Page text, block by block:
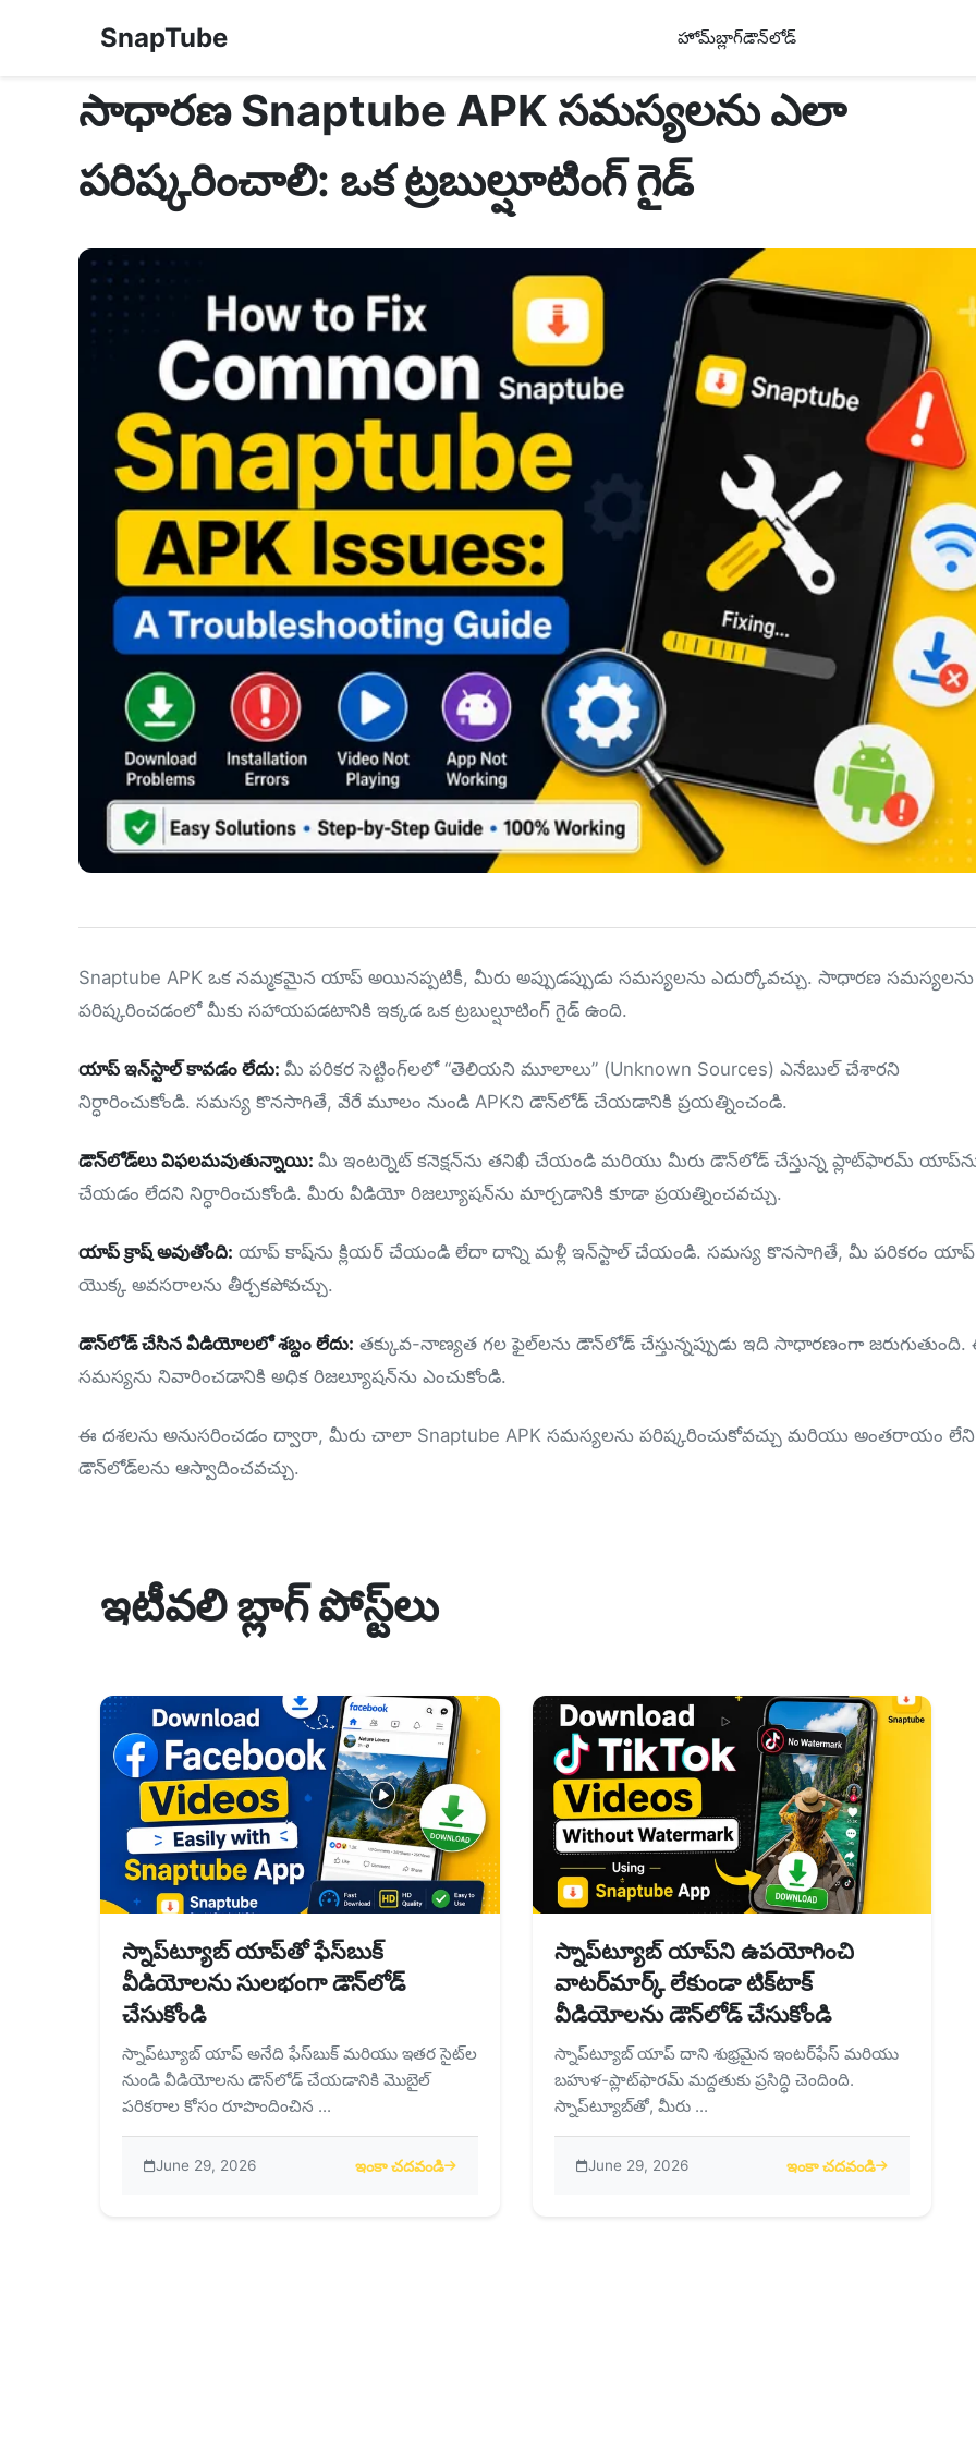
SnapTube హోమ్బ్లాగ్డౌన్‌లోడ్
సాధారణ Snaptube APK సమస్యలను ఎలా
పరిష్కరించాలి: ఒక ట్రబుల్షూటింగ్ గైడ్
Snaptube APK ఒక నమ్మకమైన యాప్ అయినప్పటికీ, మీరు అప్పుడప్పుడు సమస్యలను ఎదుర్కోవచ్చు. సాధారణ సమస్యలను
పరిష్కరించడంలో మీకు సహాయపడటానికి ఇక్కడ ఒక ట్రబుల్షూటింగ్ గైడ్ ఉంది.
యాప్ ఇన్‌స్టాల్ కావడం లేదు: మీ పరికర సెట్టింగ్‌లలో “తెలియని మూలాలు” (Unknown Sources) ఎనేబుల్ చేశారని
నిర్ధారించుకోండి. సమస్య కొనసాగితే, వేరే మూలం నుండి APKని డౌన్‌లోడ్ చేయడానికి ప్రయత్నించండి.
డౌన్‌లోడ్‌లు విఫలమవుతున్నాయి: మీ ఇంటర్నెట్ కనెక్షన్‌ను తనిఖీ చేయండి మరియు మీరు డౌన్‌లోడ్ చేస్తున్న ప్లాట్‌ఫారమ్
చేయడం లేదని నిర్ధారించుకోండి. మీరు వీడియో రిజల్యూషన్‌ను మార్చడానికి కూడా ప్రయత్నించవచ్చు.
యాప్ క్రాష్ అవుతోంది: యాప్ కాష్‌ను క్లియర్ చేయండి లేదా దాన్ని మళ్లీ ఇన్‌స్టాల్ చేయండి. సమస్య కొనసాగితే, మీ పరికరం యాప్
యొక్క అవసరాలను తీర్చకపోవచ్చు.
డౌన్‌లోడ్ చేసిన వీడియోలలో శబ్దం లేదు: తక్కువ-నాణ్యత గల ఫైల్‌లను డౌన్‌లోడ్ చేస్తున్నప్పుడు ఇది సాధారణంగా జరుగుతుంది.
సమస్యను నివారించడానికి అధిక రిజల్యూషన్‌ను ఎంచుకోండి.
ఈ దశలను అనుసరించడం ద్వారా, మీరు చాలా Snaptube APK సమస్యలను పరిష్కరించుకోవచ్చు మరియు అంతరాయం లేని
డౌన్‌లోడ్‌లను ఆస్వాదించవచ్చు.
ఇటీవలి బ్లాగ్ పోస్ట్‌లు
స్నాప్‌ట్యూబ్ యాప్‌తో ఫేస్‌బుక్
వీడియోలను సులభంగా డౌన్‌లోడ్
చేసుకోండి
స్నాప్‌ట్యూబ్ యాప్ అనేది ఫేస్‌బుక్ మరియు ఇతర సైట్‌ల
నుండి వీడియోలను డౌన్‌లోడ్ చేయడానికి మొబైల్
పరికరాల కోసం రూపొందించిన ...
June 29, 2026 ఇంకా చదవండి
about స్నాప్‌ట్యూబ్ యాప్‌తో ఫేస్‌బుక్ వీడియోలను సులభంగా డౌన్‌లోడ్ చేసుకోండి
స్నాప్‌ట్యూబ్ యాప్‌ని ఉపయోగించి
వాటర్‌మార్క్ లేకుండా టిక్‌టాక్
వీడియోలను డౌన్‌లోడ్ చేసుకోండి
స్నాప్‌ట్యూబ్ యాప్ దాని శుభ్రమైన ఇంటర్‌ఫేస్ మరియు
బహుళ-ప్లాట్‌ఫారమ్ మద్దతుకు ప్రసిద్ధి చెందింది.
స్నాప్‌ట్యూబ్‌తో, మీరు ...
June 29, 2026 ఇంకా చదవండి
about స్నాప్‌ట్యూబ్ యాప్‌ని